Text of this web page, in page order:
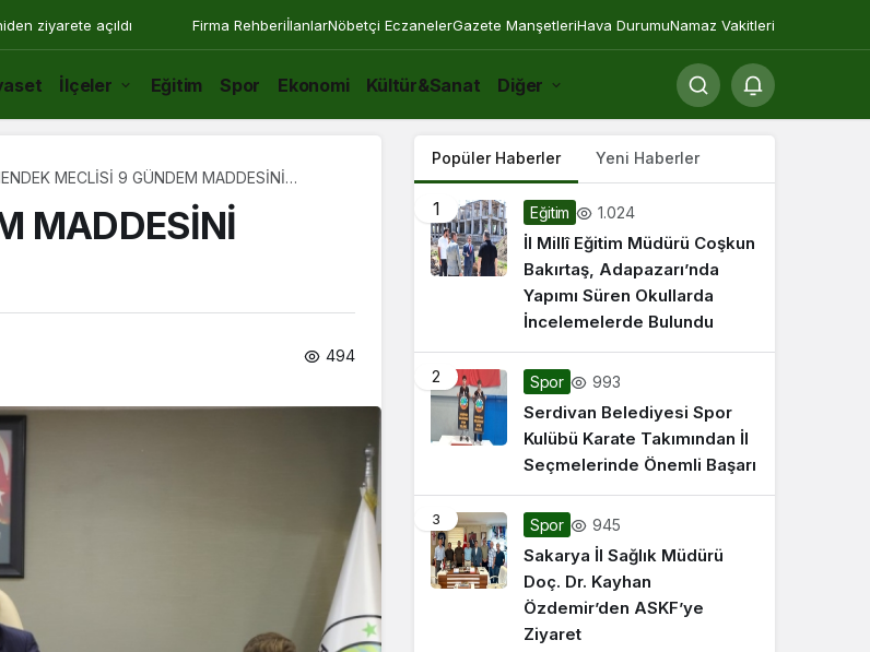
ziyarete açıldı Firma RehberiİlanlarNöbetçi EczanelerGazete ManşetleriHava DurumuNamaz Vakitleri
İlçeler Eğitim Spor Ekonomi Kültür&Sanat Diğer
MECLİSİ 9 GÜNDEM MADDESİNİ
MADDESİNİ
494
Popüler Haberler Yeni Haberler
1 Eğitim 1.024
İl Millî Eğitim Müdürü Coşkun
Bakırtaş, Adapazarı’nda
Yapımı Süren Okullarda
İncelemelerde Bulundu
2 Spor 993
Serdivan Belediyesi Spor
Kulübü Karate Takımından İl
Seçmelerinde Önemli Başarı
3 Spor 945
Sakarya İl Sağlık Müdürü
Doç. Dr. Kayhan
Özdemir’den ASKF’ye
Ziyaret